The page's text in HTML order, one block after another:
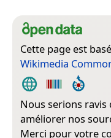
Cette page est
Wikimedia
Nous serions
améliorer nos
Merci pour votre